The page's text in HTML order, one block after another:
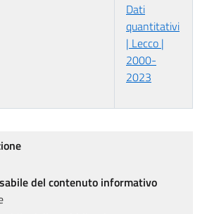
Dati
quantitativi
| Lecco |
2000-
2023
del contenuto informativo